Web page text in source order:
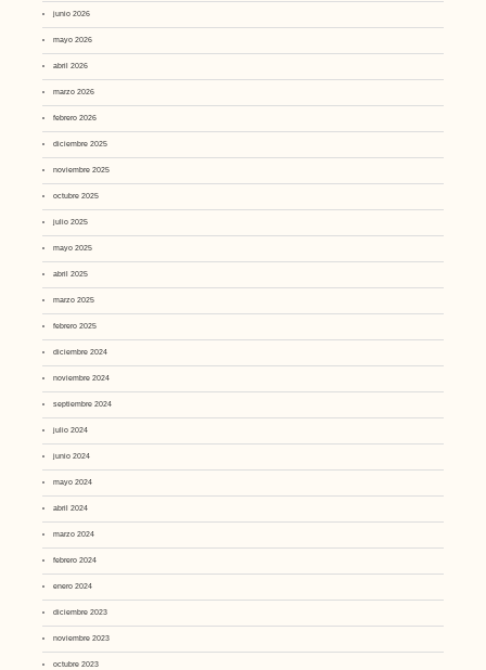
junio 2026
mayo 2026
abril 2026
marzo 2026
febrero 2026
diciembre 2025
noviembre 2025
octubre 2025
julio 2025
mayo 2025
abril 2025
marzo 2025
febrero 2025
diciembre 2024
noviembre 2024
septiembre 2024
julio 2024
junio 2024
mayo 2024
abril 2024
marzo 2024
febrero 2024
enero 2024
diciembre 2023
noviembre 2023
octubre 2023